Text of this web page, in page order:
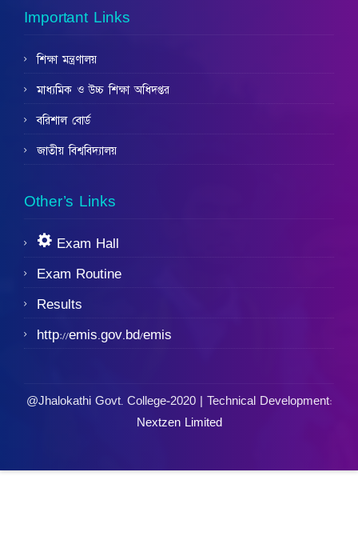
Important Links
শিক্ষা মন্ত্রণালয়
মাধ্যমিক ও উচ্চ শিক্ষা অধিদপ্তর
বরিশাল বোর্ড
জাতীয় বিশ্ববিদ্যালয়
Other’s Links
Exam Hall
Exam Routine
Results
http://emis.gov.bd/emis
@Jhalokathi Govt. College-2020 | Technical Development:
Nextzen Limited